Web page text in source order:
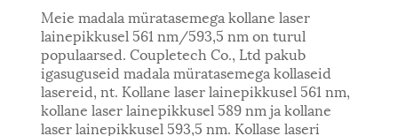
Meie madala müratasemega kollane laser
lainepikkusel 561 nm/593,5 nm on turul
populaarsed. Coupletech Co., Ltd pakub
igasuguseid madala müratasemega kollaseid
lasereid, nt. Kollane laser lainepikkusel 561 nm,
kollane laser lainepikkusel 589 nm ja kollane
laser lainepikkusel 593,5 nm. Kollase laseri